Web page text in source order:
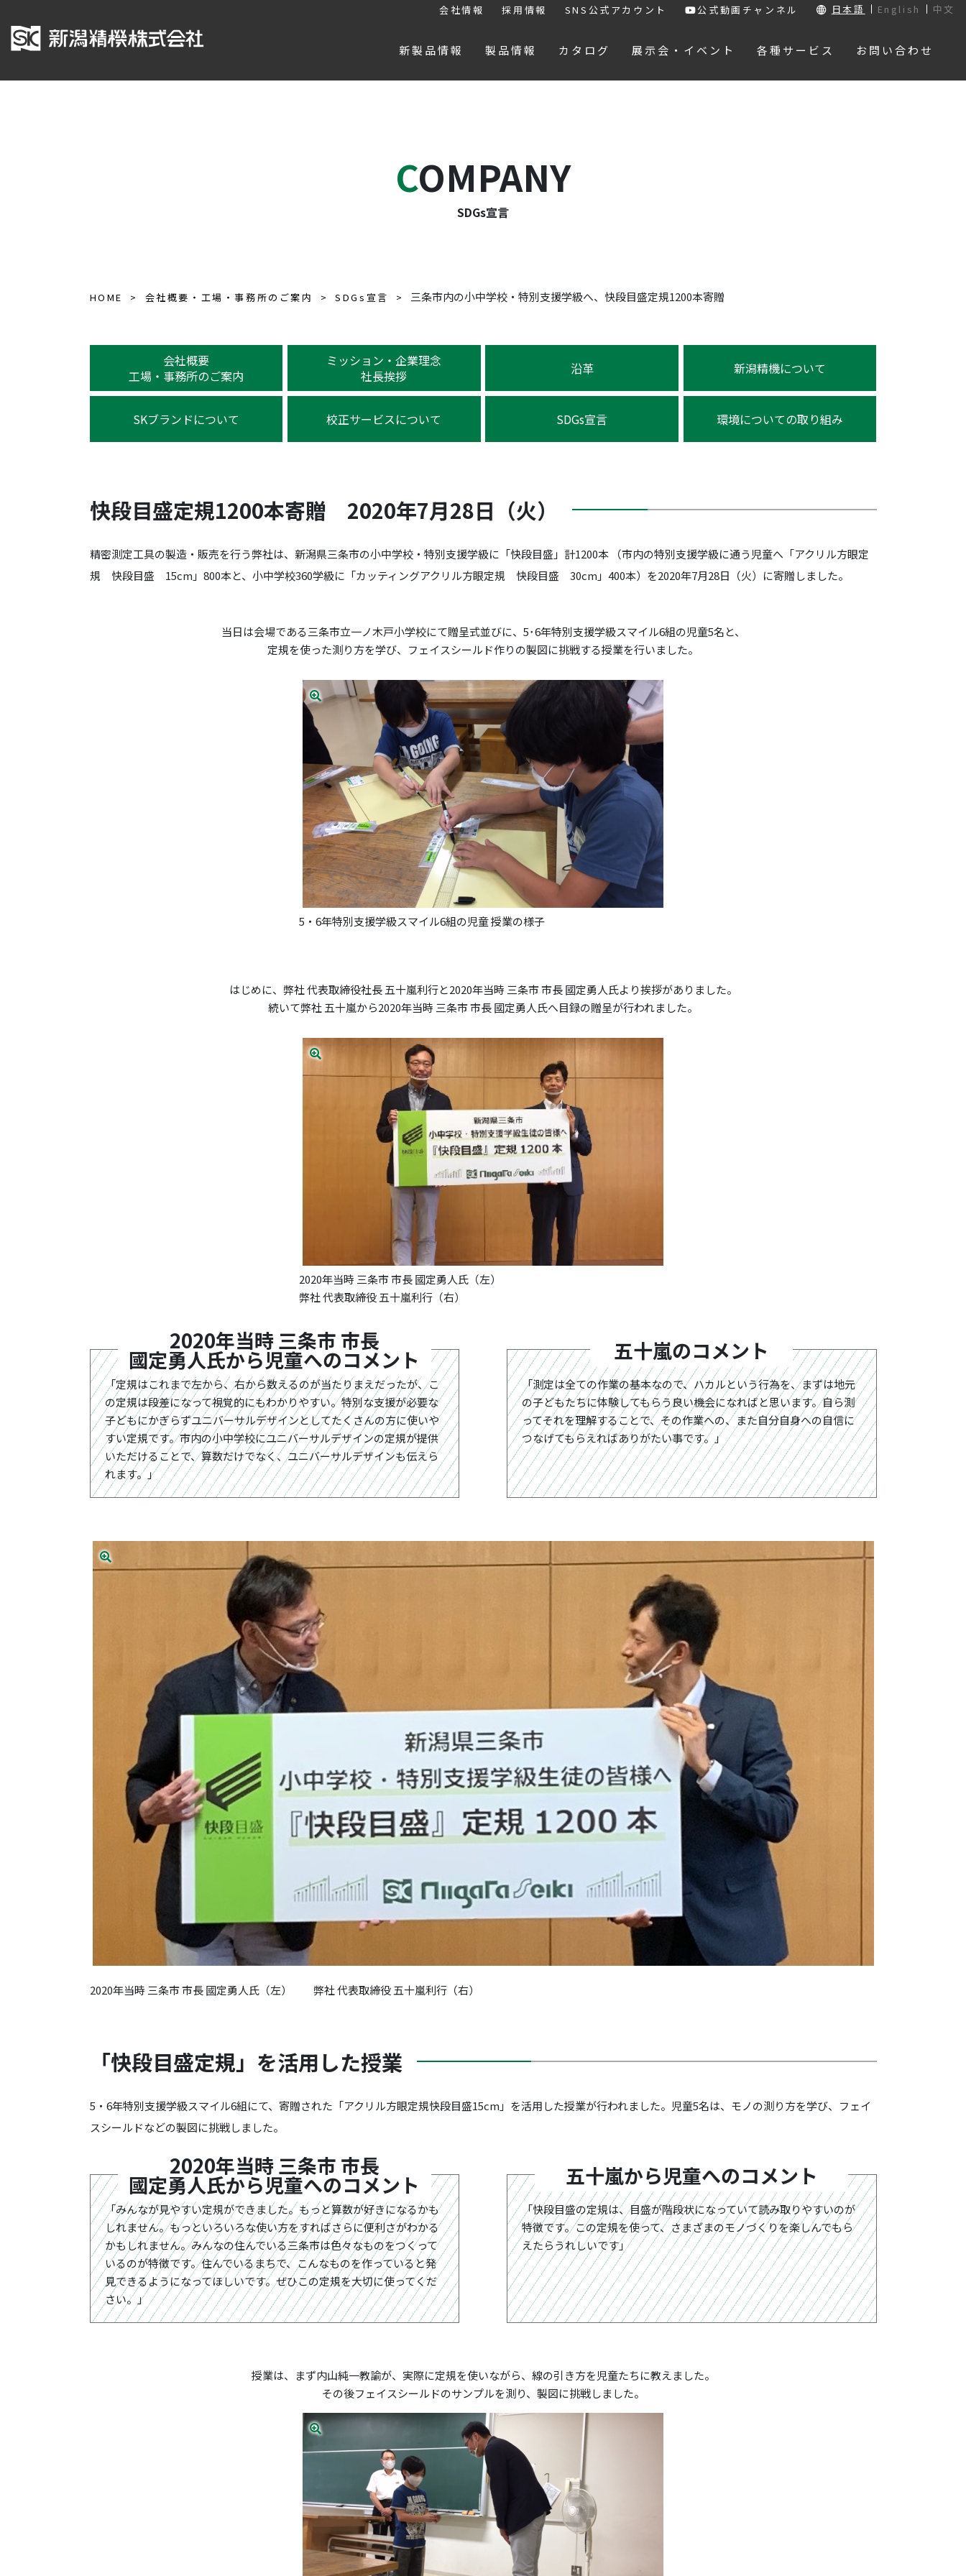
会社情報 採用情報 SNS公式アカウント 公式動画チャンネル 日本語 English 中文
新製品情報 製品情報 カタログ 展示会・イベント 各種サービス お問い合わせ
COMPANY
SDGs宣言
HOME 会社概要・工場・事務所のご案内 SDGs宣言 三条市内の小中学校・特別支援学級へ、快段目盛定規1200本寄贈
会社概要
工場・事務所のご案内
ミッション・企業理念
社長挨拶
沿革 新潟精機について
SKブランドについて 校正サービスについて SDGs宣言 環境についての取り組み
快段目盛定規1200本寄贈 2020年7月28日（火）
精密測定工具の製造・販売を行う弊社は、新潟県三条市の小中学校・特別支援学級に「快段目盛」計1200本 （市内の特別支援学級に通う児童へ「アクリル方眼定
規 快段目盛 15cm」800本と、小中学校360学級に「カッティングアクリル方眼定規 快段目盛 30cm」400本）を2020年7月28日（火）に寄贈しました。
当日は会場である三条市立一ノ木戸小学校にて贈呈式並びに、5･6年特別支援学級スマイル6組の児童5名と、
定規を使った測り方を学び、フェイスシールド作りの製図に挑戦する授業を行いました。
5・6年特別支援学級スマイル6組の児童 授業の様子
はじめに、弊社 代表取締役社長 五十嵐利行と2020年当時 三条市 市長 國定勇人氏より挨拶がありました。
続いて弊社 五十嵐から2020年当時 三条市 市長 國定勇人氏へ目録の贈呈が行われました。
2020年当時 三条市 市長 國定勇人氏（左）
弊社 代表取締役 五十嵐利行（右）
2020年当時 三条市 市長
國定勇人氏から児童へのコメント
「定規はこれまで左から、右から数えるのが当たりまえだったが、こ
の定規は段差になって視覚的にもわかりやすい。特別な支援が必要な
子どもにかぎらずユニバーサルデザインとしてたくさんの方に使いや
すい定規です。市内の小中学校にユニバーサルデザインの定規が提供
いただけることで、算数だけでなく、ユニバーサルデザインも伝えら
れます。」
五十嵐のコメント
「測定は全ての作業の基本なので、ハカルという行為を、まずは地元
の子どもたちに体験してもらう良い機会になればと思います。自ら測
ってそれを理解することで、その作業への、また自分自身への自信に
つなげてもらえればありがたい事です。」
2020年当時 三条市 市長 國定勇人氏（左） 弊社 代表取締役 五十嵐利行（右）
「快段目盛定規」を活用した授業
5・6年特別支援学級スマイル6組にて、寄贈された「アクリル方眼定規快段目盛15cm」を活用した授業が行われました。児童5名は、モノの測り方を学び、フェイ
スシールドなどの製図に挑戦しました。
2020年当時 三条市 市長
國定勇人氏から児童へのコメント
「みんなが見やすい定規ができました。もっと算数が好きになるかも
しれません。もっといろいろな使い方をすればさらに便利さがわかる
かもしれません。みんなの住んでいる三条市は色々なものをつくって
いるのが特徴です。住んでいるまちで、こんなものを作っていると発
見できるようになってほしいです。ぜひこの定規を大切に使ってくだ
さい。」
五十嵐から児童へのコメント
「快段目盛の定規は、目盛が階段状になっていて読み取りやすいのが
特徴です。この定規を使って、さまざまのモノづくりを楽しんでもら
えたらうれしいです」
授業は、まず内山純一教諭が、実際に定規を使いながら、線の引き方を児童たちに教えました。
その後フェイスシールドのサンプルを測り、製図に挑戦しました。